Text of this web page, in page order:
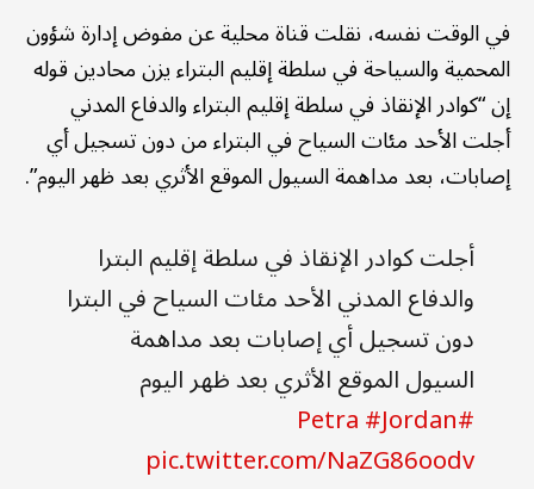
في الوقت نفسه، نقلت قناة محلية عن مفوض إدارة شؤون
المحمية والسياحة في سلطة إقليم البتراء يزن محادين قوله
إن “كوادر الإنقاذ في سلطة إقليم البتراء والدفاع المدني
أجلت الأحد مئات السياح في البتراء من دون تسجيل أي
إصابات، بعد مداهمة السيول الموقع الأثري بعد ظهر اليوم”.
أجلت كوادر الإنقاذ في سلطة إقليم البترا
والدفاع المدني الأحد مئات السياح في البترا
دون تسجيل أي إصابات بعد مداهمة
السيول الموقع الأثري بعد ظهر اليوم
#Petra
#Jordan
pic.twitter.com/NaZG86oodv